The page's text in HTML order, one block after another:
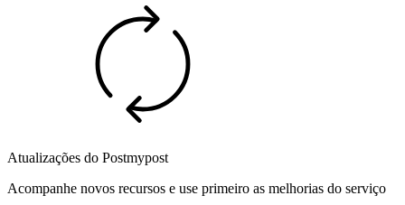
Atualizações do Postmypost
Acompanhe novos recursos e use primeiro as melhorias do serviço